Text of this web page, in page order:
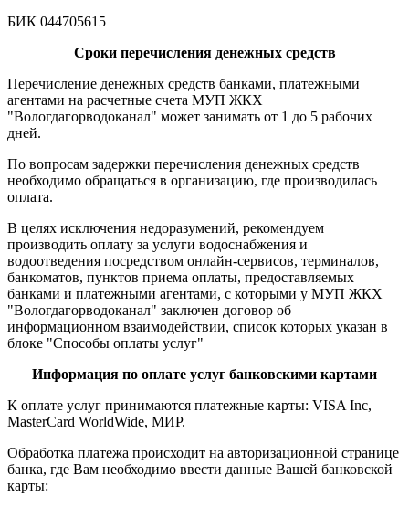
БИК 044705615
Сроки перечисления денежных средств
Перечисление денежных средств банками, платежными
агентами на расчетные счета МУП ЖКХ
"Вологдагорводоканал" может занимать от 1 до 5 рабочих
дней.
По вопросам задержки перечисления денежных средств
необходимо обращаться в организацию, где производилась
оплата.
В целях исключения недоразумений, рекомендуем
производить оплату за услуги водоснабжения и
водоотведения посредством онлайн-сервисов, терминалов,
банкоматов, пунктов приема оплаты, предоставляемых
банками и платежными агентами, с которыми у МУП ЖКХ
"Вологдагорводоканал" заключен договор об
информационном взаимодействии, список которых указан в
блоке "Способы оплаты услуг"
Информация по оплате услуг банковскими картами
К оплате услуг принимаются платежные карты: VISA Inc,
MasterCard WorldWide, МИР.
Обработка платежа происходит на авторизационной странице
банка, где Вам необходимо ввести данные Вашей банковской
карты: